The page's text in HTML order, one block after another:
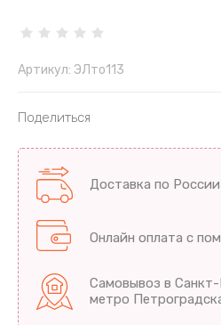
Артикул: ЭЛто113
Поделиться
Доставка по
Онлайн оплата с
Самовывоз в
метро